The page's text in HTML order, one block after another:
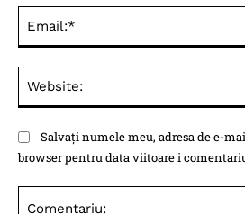
Salvați numele meu, adresa de e-
browser pentru data viitoare i